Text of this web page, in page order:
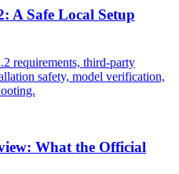
A Safe Local Setup
requirements, third-party
safety, model verification,
What the Official